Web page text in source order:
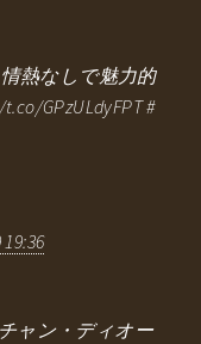
熱なしで魅力的
GPzULdyFPT #
ャン・ディオー